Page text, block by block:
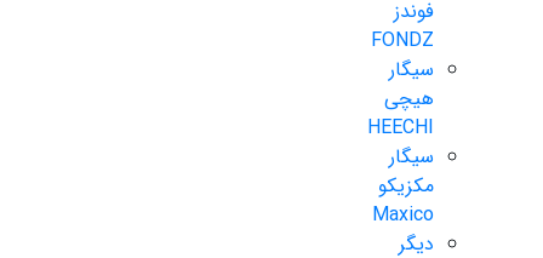
فوندز
FONDZ
سیگار
هیچی
HEECHI
سیگار
مکزیکو
Maxico
دیگر